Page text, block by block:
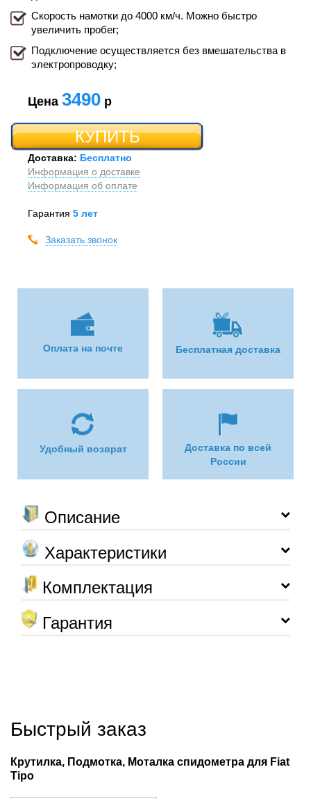
Скорость намотки до 4000 км/ч. Можно быстро
увеличить пробег;
Подключение осуществляется без вмешательства в
электропроводку;
Цена 3490 р
КУПИТЬ
Доставка: Бесплатно
Информация о доставке
Информация об оплате
Гарантия 5 лет
Заказать звонок
Оплата на почте Бесплатная доставка
Удобный возврат
Доставка по всей
России
Описание
Характеристики
Комплектация
Гарантия
Быстрый заказ
Крутилка, Подмотка, Моталка спидометра для Fiat
Tipo